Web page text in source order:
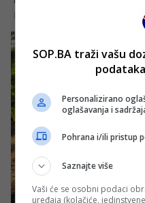
SOP.BA traži vašu
Personalizirano
oglašavanja i
Pohrana i/ili pristup
Saznajte više
Vaši će se osobni podaci
uređaja (kolačiće,